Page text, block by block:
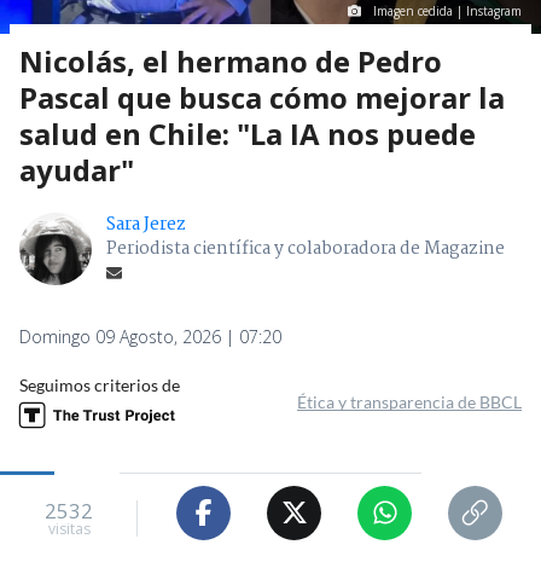
Imagen cedida | Instagram
Nicolás, el hermano de Pedro
Pascal que busca cómo mejorar la
salud en Chile: "La IA nos puede
ayudar"
Sara Jerez
Periodista científica y colaboradora de Magazine
Domingo 09 Agosto, 2026 | 07:20
Seguimos criterios de
Ética y transparencia de BBCL
2532
visitas